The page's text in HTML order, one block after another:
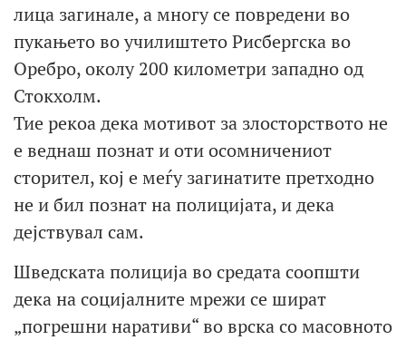
лица загинале, а многу се повредени во
пукањето во училиштето Рисбергска во
Оребро, околу 200 километри западно од
Стокхолм.
Тие рекоа дека мотивот за злосторството не
е веднаш познат и оти осомничениот
сторител, кој е меѓу загинатите претходно
не и бил познат на полицијата, и дека
дејствувал сам.
Шведската полиција во средата соопшти
дека на социјалните мрежи се шират
„погрешни наративи“ во врска со масовното